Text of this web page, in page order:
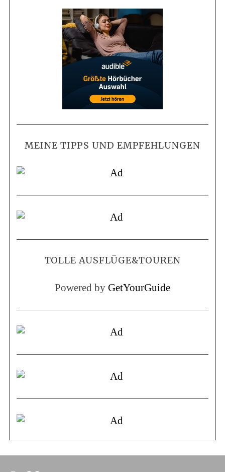
MEINE TIPPS UND EMPFEHLUNGEN
TOLLE AUSFLÜGE&TOUREN
Powered by GetYourGuide